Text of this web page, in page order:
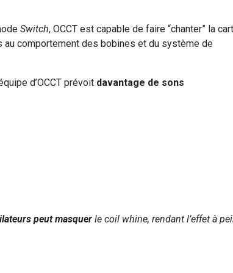
Switch, OCCT est capable de faire “chanter” la
au comportement des bobines et du système de
d’OCCT prévoit davantage de sons
peut masquer le coil whine, rendant l’effet à